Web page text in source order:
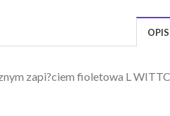
OPIS
zapi?ciem fioletowa L